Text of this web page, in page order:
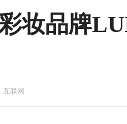
妆品牌
互联网